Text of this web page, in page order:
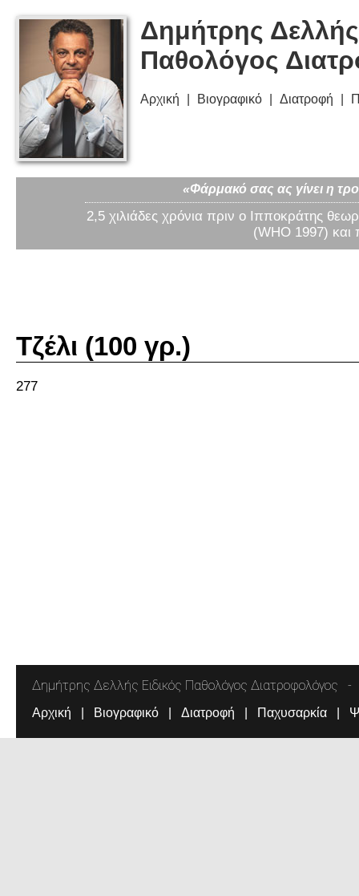
Δημήτρης
Παθολόγος
Αρχική Βιογραφικό Διατροφή
«Φάρμακό σας ας γίνει η
2,5 χιλιάδες χρόνια πριν ο Ιπποκράτης
(WHO 1997) και
Τζέλι (100 γρ.)
277
Δημήτρης Δελλής Ειδικός Παθολόγος Διατροφολόγος
Αρχική Βιογραφικό Διατροφή Παχυσαρκία